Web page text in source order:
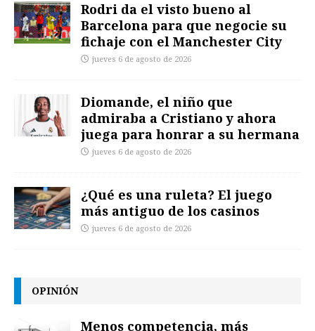
Rodri da el visto bueno al
Barcelona para que negocie su
fichaje con el Manchester City
jueves 6 de agosto de 2026
Diomande, el niño que
admiraba a Cristiano y ahora
juega para honrar a su hermana
jueves 6 de agosto de 2026
¿Qué es una ruleta? El juego
más antiguo de los casinos
jueves 6 de agosto de 2026
OPINIÓN
Menos competencia, más